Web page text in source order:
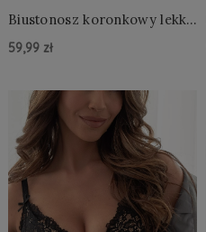
Biustonosz koronkowy lekki
59,99 zł
Do Koszyka »